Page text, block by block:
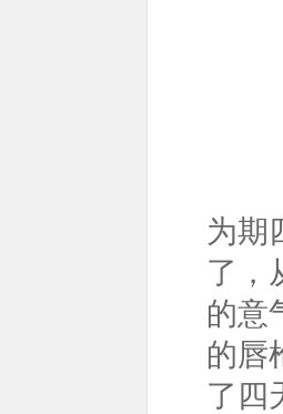
为期
了，
的意
的唇
了四